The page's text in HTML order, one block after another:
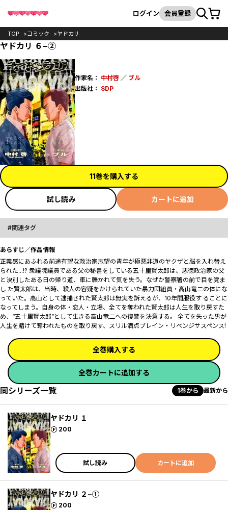
検索
ログイン 会員登録カート
TOP コミック ヤドカリ
ヤドカリ ６−②
作家名： 中村啓／ ブル
出版社： SDP
11巻を購入する
試し読み カートに追加
関連タグ
あらすじ／作品情報
正義感にあふれる前途有望な政治家志望の青年が極悪非道のヤクザと脳を入れ替え
られた...!? 衆議院議員である父の秘書をしている五十里賢太郎は、悪徳政治家の父
と決別したある日の帰り道、車に轢かれて気を失う。なぜか警察署の前で目を覚ま
し た賢太郎は、当時、殺人の容疑をかけられていた暴力団組員・高山竜二の体にな
っていた。高山として逮捕された賢太郎は無実を訴えるが、10年間服役す ることに
なってしまう。自身の体・恋人・立場、全てを奪われた賢太郎は人生を取り戻すた
め、“五十里賢太郎”として生きる高山竜二への復讐を決意する。 全てを失った男が
人生を賭けて奪われたものを取り戻す、スリル満点ブレイン・リベンジサスペンス!
全巻購入する
全巻カートに追加する
同シリーズ一覧 1巻から 最新から
ヤドカリ １
200
ポイント
試し読み カートに追加
ヤドカリ ２−①
200
ポイント